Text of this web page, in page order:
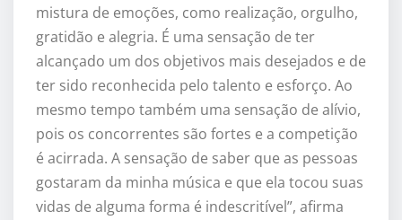
mistura de emoções, como realização, orgulho,
gratidão e alegria. É uma sensação de ter
alcançado um dos objetivos mais desejados e de
ter sido reconhecida pelo talento e esforço. Ao
mesmo tempo também uma sensação de alívio,
pois os concorrentes são fortes e a competição
é acirrada. A sensação de saber que as pessoas
gostaram da minha música e que ela tocou suas
vidas de alguma forma é indescritível”, afirma